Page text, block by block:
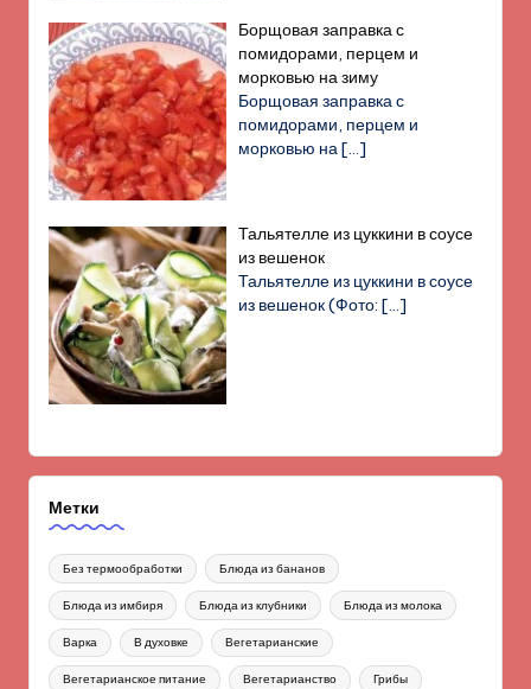
Борщовая заправка с
помидорами, перцем и
морковью на зиму
Борщовая заправка с
помидорами, перцем и
морковью на[…]
Тальятелле из цуккини в соусе
из вешенок
Тальятелле из цуккини в соусе
из вешенок (Фото:[…]
Метки
Без термообработки Блюда из бананов
Блюда из имбиря Блюда из клубники Блюда из молока
Варка В духовке Вегетарианские
Вегетарианское питание Вегетарианство Грибы